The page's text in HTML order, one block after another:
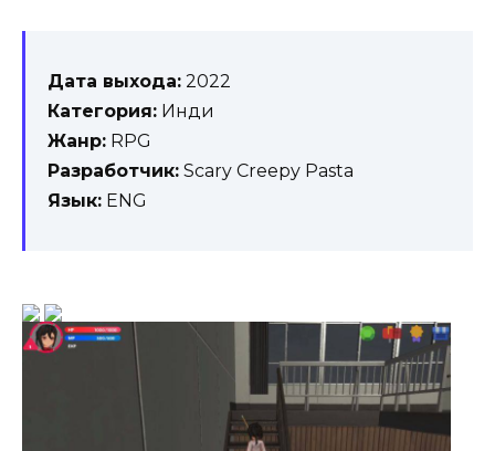
Дата выхода: 2022
Категория: Инди
Жанр: RPG
Разработчик: Scary Creepy Pasta
Язык: ENG